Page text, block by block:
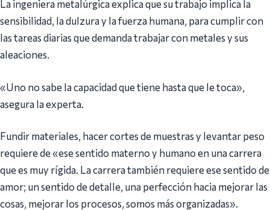
La ingeniera metalúrgica explica que su trabajo implica la
sensibilidad, la dulzura y la fuerza humana, para cumplir con
las tareas diarias que demanda trabajar con metales y sus
aleaciones.
«Uno no sabe la capacidad que tiene hasta que le toca»,
asegura la experta.
Fundir materiales, hacer cortes de muestras y levantar peso
requiere de «ese sentido materno y humano en una carrera
que es muy rígida. La carrera también requiere ese sentido de
amor; un sentido de detalle, una perfección hacia mejorar las
cosas, mejorar los procesos, somos más organizadas».